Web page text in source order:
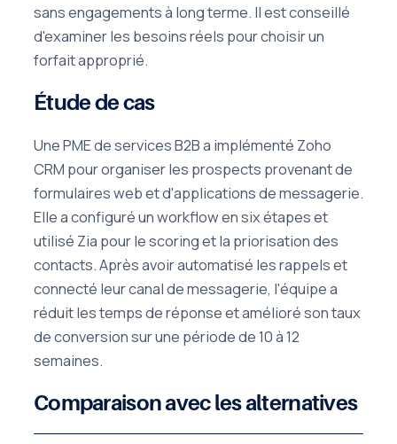
sans engagements à long terme. Il est conseillé
d'examiner les besoins réels pour choisir un
forfait approprié.
Étude de cas
Une PME de services B2B a implémenté Zoho
CRM pour organiser les prospects provenant de
formulaires web et d'applications de messagerie.
Elle a configuré un workflow en six étapes et
utilisé Zia pour le scoring et la priorisation des
contacts. Après avoir automatisé les rappels et
connecté leur canal de messagerie, l'équipe a
réduit les temps de réponse et amélioré son taux
de conversion sur une période de 10 à 12
semaines.
Comparaison avec les alternatives